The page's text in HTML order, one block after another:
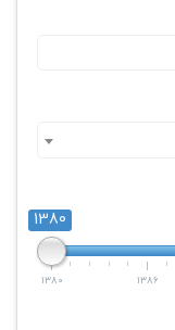
1380
1380 1386